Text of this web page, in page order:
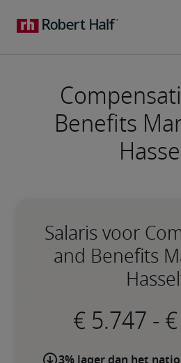
Benefits
Salaris voor
and Benefits
-
3% lager dan het